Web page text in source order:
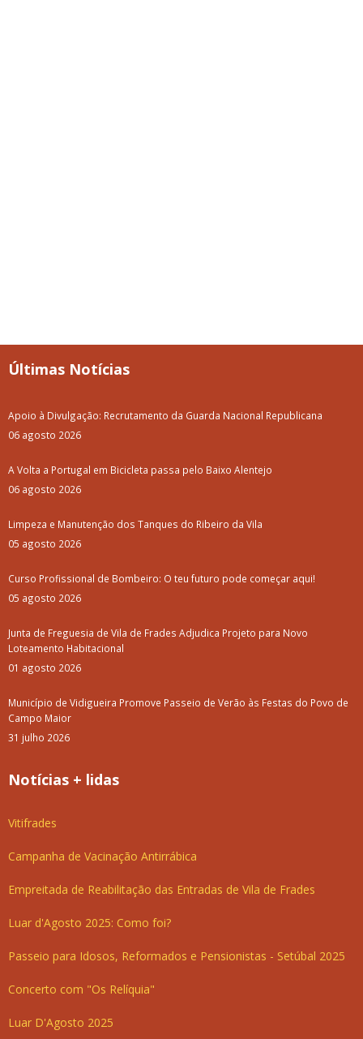
Últimas Notícias
Apoio à Divulgação: Recrutamento da Guarda Nacional Republicana
06 agosto 2026
A Volta a Portugal em Bicicleta passa pelo Baixo Alentejo
06 agosto 2026
Limpeza e Manutenção dos Tanques do Ribeiro da Vila
05 agosto 2026
Curso Profissional de Bombeiro: O teu futuro pode começar aqui!
05 agosto 2026
Junta de Freguesia de Vila de Frades Adjudica Projeto para Novo
Loteamento Habitacional
01 agosto 2026
Município de Vidigueira Promove Passeio de Verão às Festas do Povo de
Campo Maior
31 julho 2026
Notícias + lidas
Vitifrades
Campanha de Vacinação Antirrábica
Empreitada de Reabilitação das Entradas de Vila de Frades
Luar d'Agosto 2025: Como foi?
Passeio para Idosos, Reformados e Pensionistas - Setúbal 2025
Concerto com "Os Relíquia"
Luar D'Agosto 2025